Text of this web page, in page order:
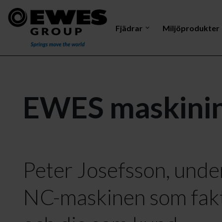
Fjädrar Miljöprodukter
EWES
Peter Josefsson,
NC-maskinen som